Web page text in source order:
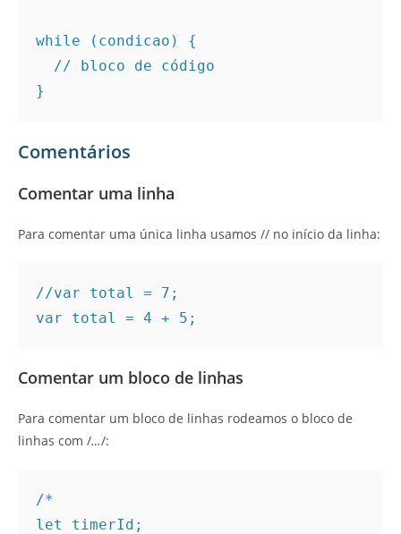
while (condicao) {
}
Comentários
Comentar uma linha
Para comentar uma única linha usamos // no início da linha:
//var total = 7;
var total = 4 + 5;
Comentar um bloco de linhas
Para comentar um bloco de linhas rodeamos o bloco de
linhas com /…/:
/*
let timerId;